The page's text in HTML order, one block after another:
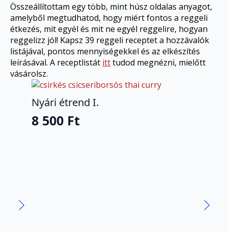
Összeállítottam egy több, mint húsz oldalas anyagot,
amelyből megtudhatod, hogy miért fontos a reggeli
étkezés, mit egyél és mit ne egyél reggelire, hogyan
reggelizz jól! Kapsz 39 reggeli receptet a hozzávalók
listájával, pontos mennyiségekkel és az elkészítés
leírásával. A receptlistát itttudod megnézni, mielőtt
vásárolsz.
Nyári étrend I.
8 500 Ft